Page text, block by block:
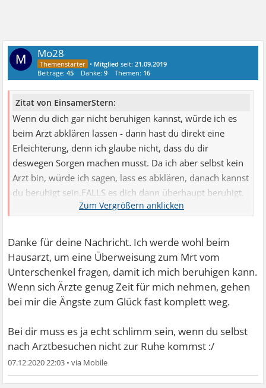
M Mo28
• Mitglied seit:21.09.2019
Beiträge:45 Danke:9 Themen: 16
Zitat von EinsamerStern:
Wenn du dich gar nicht beruhigen kannst, würde ich es
beim Arzt abklären lassen - dann hast du direkt eine
Erleichterung, denn ich glaube nicht, dass du dir
deswegen Sorgen machen musst. Da ich aber selbst kein
Arzt bin, würde ich sagen, lass es abklären, danach kannst
du beruhigt sein.FALLS es dich dann überhaupt beruhigt.
Bei mir halten diese Beruhigungen nach Arztbesuchen nie
Danke für deine Nachricht. Ich werde wohl beim
Hausarzt, um eine Überweisung zum Mrt vom
Unterschenkel fragen, damit ich mich beruhigen kann.
Wenn sich Ärzte genug Zeit für mich nehmen, gehen
bei mir die Ängste zum Glück fast komplett weg.
Bei dir muss es ja echt schlimm sein, wenn du selbst
nach Arztbesuchen nicht zur Ruhe kommst :/
07.12.2020 22:03 •